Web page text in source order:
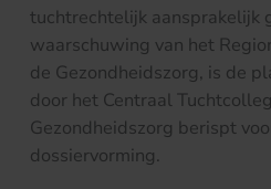
tuchtrechtelijk aansprakelijk
waarschuwing van het
de Gezondheidszorg, is de
door het Centraal
Gezondheidszorg berispt
dossiervorming.